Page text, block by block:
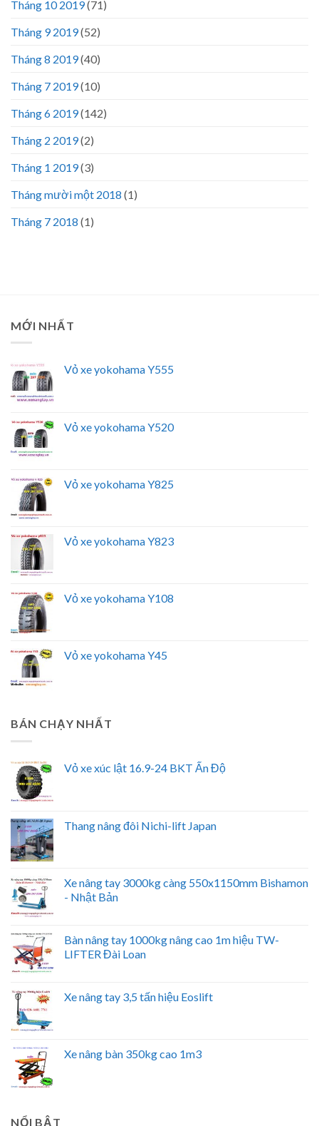
Tháng 10 2019(71)
Tháng 9 2019(52)
Tháng 8 2019(40)
Tháng 7 2019(10)
Tháng 6 2019(142)
Tháng 2 2019(2)
Tháng 1 2019(3)
Tháng mười một 2018 (1)
Tháng 7 2018 (1)
MỚI NHẤT
Vỏ xe yokohama Y555
Vỏ xe yokohama Y520
Vỏ xe yokohama Y825
Vỏ xe yokohama Y823
Vỏ xe yokohama Y108
Vỏ xe yokohama Y45
BÁN CHẠY NHẤT
Vỏ xe xúc lật 16.9-24 BKT Ấn Độ
Thang nâng đôi Nichi-lift Japan
Xe nâng tay 3000kg càng 550x1150mm Bishamon
- Nhật Bản
Bàn nâng tay 1000kg nâng cao 1m hiệu TW-
LIFTER Đài Loan
Xe nâng tay 3,5 tấn hiệu Eoslift
Xe nâng bàn 350kg cao 1m3
NỔI BẬT